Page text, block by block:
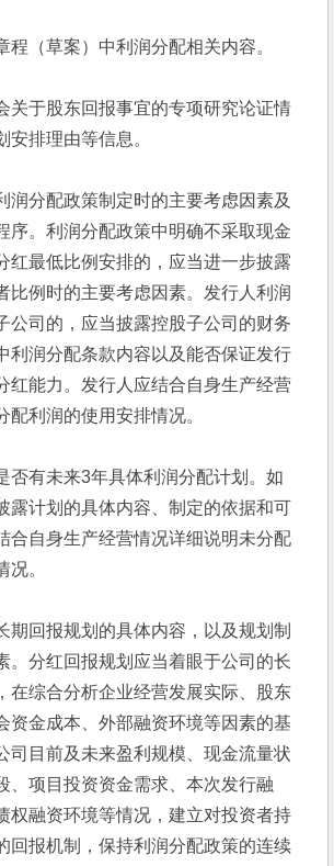
程（草案）中利润分配相关内容。
关于股东回报事宜的专项研究论证情
安排理由等信息。
润分配政策制定时的主要考虑因素及
序。利润分配政策中明确不采取现金
红最低比例安排的，应当进一步披露
比例时的主要考虑因素。发行人利润
公司的，应当披露控股子公司的财务
利润分配条款内容以及能否保证发行
红能力。发行人应结合自身生产经营
配利润的使用安排情况。
否有未来3年具体利润分配计划。如
露计划的具体内容、制定的依据和可
合自身生产经营情况详细说明未分配
况。
期回报规划的具体内容，以及规划制
。分红回报规划应当着眼于公司的长
在综合分析企业经营发展实际、股东
资金成本、外部融资环境等因素的基
司目前及未来盈利规模、现金流量状
、项目投资资金需求、本次发行融
权融资环境等情况，建立对投资者持
回报机制，保持利润分配政策的连续